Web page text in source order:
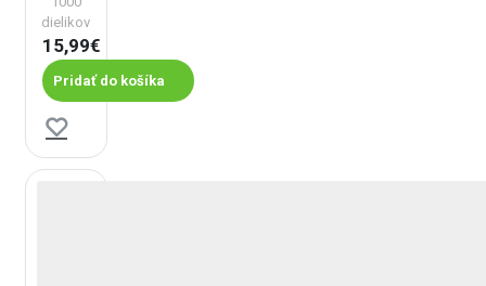
dielikov
15,99€
Pridať do košíka